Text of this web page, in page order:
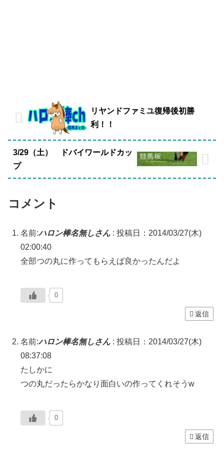
リヤンドファミユ復帰後初勝
利！！
3/29（土） ドバイワールドカッ
プ
コメント
名前:ハロン棒名無しさん : 投稿日：2014/03/27(木)
02:00:40
全部つの丸に作ってもらえば良かったんだよ
0
返信
名前:ハロン棒名無しさん : 投稿日：2014/03/27(木)
08:37:08
たしかに
つの丸だったらかなり面白いの作ってくれそうw
0
返信